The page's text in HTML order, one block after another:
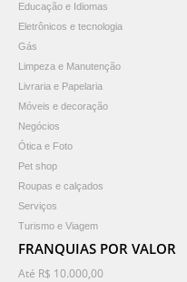
Educação e Idiomas
Eletrônicos e tecnologia
Gás
Limpeza e Manutenção
Livraria e Papelaria
Móveis e decoração
Negócios
Ótica e Foto
Pet shop
Roupas e calçados
Serviços
Turismo e Viagem
FRANQUIAS POR VALOR
Até R$ 10.000,00